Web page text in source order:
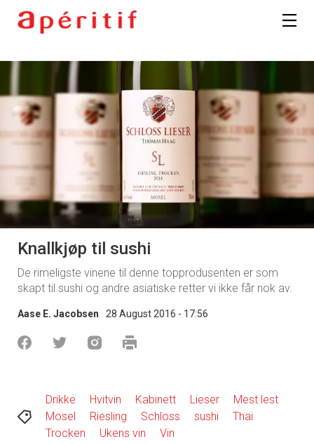
Knallkjøp til sushi
De rimeligste vinene til denne topprodusenten er som
skapt til sushi og andre asiatiske retter vi ikke får nok av.
Aase E. Jacobsen 28 August 2016 - 17:56
Drikke Hvitvin Kabinett Lieser
Mest lest
Mosel
Riesling Schloss sushi
Thai
Trocken
Ukens vin Vin